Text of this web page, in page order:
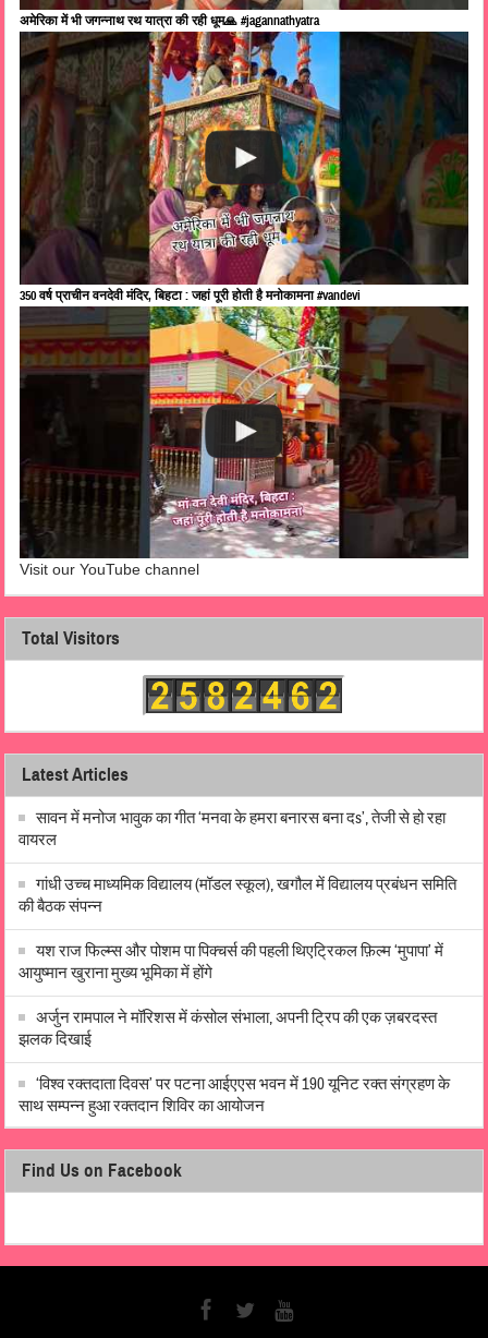
अमेरिका में भी जगन्नाथ रथ यात्रा की रही धूम🙏 #jagannathyatra
350 वर्ष प्राचीन वनदेवी मंदिर, बिहटा : जहां पूरी होती है मनोकामना #vandevi
Visit our YouTube channel
Total Visitors
Latest Articles
सावन में मनोज भावुक का गीत ‘मनवा के हमरा बनारस बना दs’, तेजी से हो रहा
वायरल
गांधी उच्च माध्यमिक विद्यालय (मॉडल स्कूल), खगौल में विद्यालय प्रबंधन समिति
की बैठक संपन्न
यश राज फिल्म्स और पोशम पा पिक्चर्स की पहली थिएट्रिकल फ़िल्म ‘मुपापा’ में
आयुष्मान खुराना मुख्य भूमिका में होंगे
अर्जुन रामपाल ने मॉरिशस में कंसोल संभाला, अपनी ट्रिप की एक ज़बरदस्त
झलक दिखाई
‘विश्व रक्तदाता दिवस’ पर पटना आईएएस भवन में 190 यूनिट रक्त संग्रहण के
साथ सम्पन्न हुआ रक्तदान शिविर का आयोजन
Find Us on Facebook